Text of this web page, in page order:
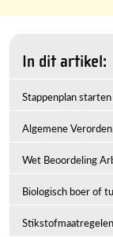
In dit artikel:
Stappenplan
Algemene
Wet Beoordeling
Biologisch boer of
Stikstofmaatregelen